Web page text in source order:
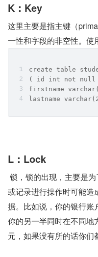
K：Key
这里主要是指主键（
一性和字段的非空性。使
create table
( id int not null
firstname
lastname
L：Lock
锁，锁的出现，主要是
或记录进行操作时可能造
据。比如说，你的银行账
你的另一半同时在不同地
元，如果没有所的话你们